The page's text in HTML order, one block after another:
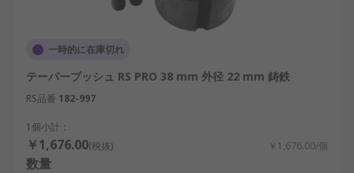
一時的に在庫切れ
テーパーブッシュ RS PRO 38 mm 外径 22 mm 鋳鉄
RS品番 182-997
1個小計：
￥1,676.00(税抜) ￥1,676.00/個
数量